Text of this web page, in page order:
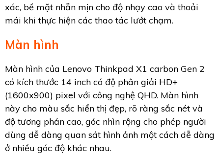
xác, bề mặt nhẵn mịn cho độ nhạy cao và thoải
mái khi thực hiện các thao tác lướt chạm.
Màn hình
Màn hình của Lenovo Thinkpad X1 carbon Gen 2
có kích thước 14 inch có độ phân giải HD+
(1600x900) pixel với công nghệ QHD. Màn hình
này cho màu sắc hiển thị đẹp, rõ ràng sắc nét và
độ tương phản cao, góc nhìn rộng cho phép người
dùng dễ dàng quan sát hình ảnh một cách dễ dàng
ở nhiều góc độ khác nhau.